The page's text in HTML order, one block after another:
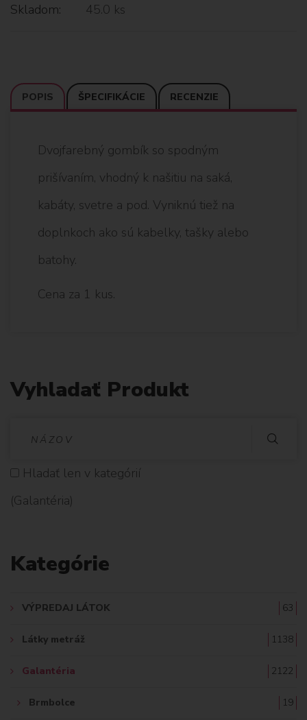
Skladom: 45.0 ks
POPIS ŠPECIFIKÁCIE RECENZIE
Dvojfarebný gombík so spodným
prišívaním, vhodný k našitiu na saká,
kabáty, svetre a pod. Vyniknú tiež na
doplnkoch ako sú kabelky, tašky alebo
batohy.
Cena za 1 kus.
Vyhladať Produkt
D
Hladať len v kategórií
(Galantéria)
Kategórie
VÝPREDAJ LÁTOK 63
Látky metráž 1138
Galantéria 2122
Brmbolce 19